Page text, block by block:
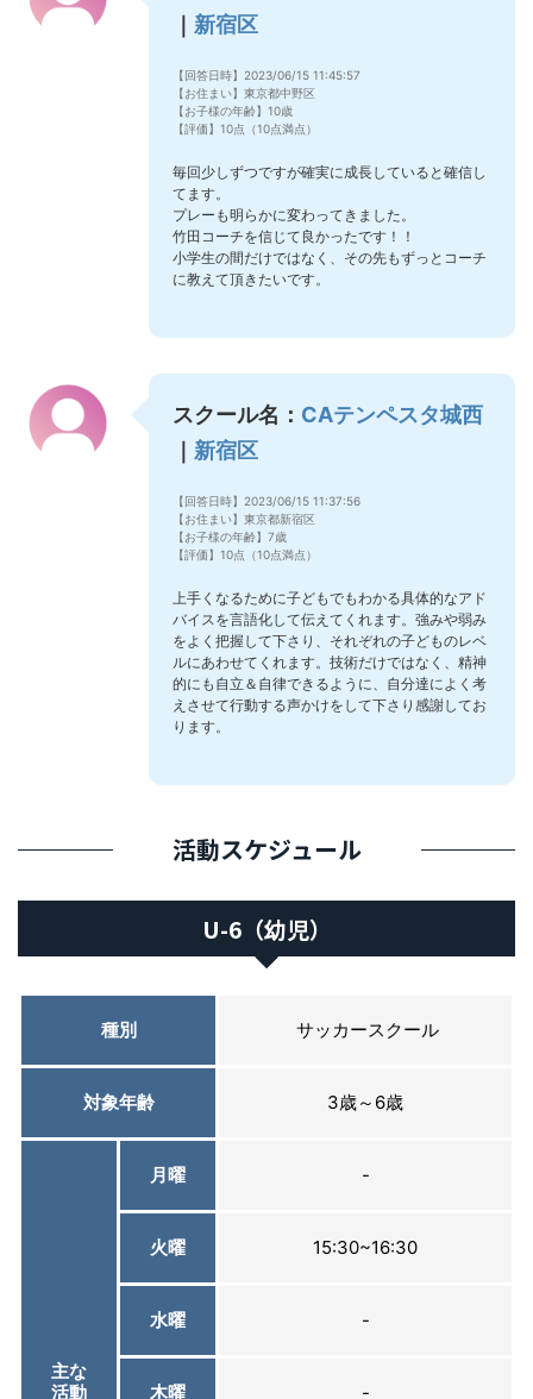
新宿区
【回答日時】2023/06/15 11:45:57
【お住まい】東京都中野区
【お子様の年齢】10歳
【評価】10点（10点満点）
毎回少しずつですが確実に成長していると確信し
てます。
プレーも明らかに変わってきました。
竹田コーチを信じて良かったです！！
小学生の間だけではなく、その先もずっとコーチ
に教えて頂きたいです。
スクール名： CAテンペスタ城西
新宿区
【回答日時】2023/06/15 11:37:56
【お住まい】東京都新宿区
【お子様の年齢】7歳
【評価】10点（10点満点）
上手くなるために子どもでもわかる具体的なアド
バイスを言語化して伝えてくれます。強みや弱み
をよく把握して下さり、それぞれの子どものレベ
ルにあわせてくれます。技術だけではなく、精神
的にも自立＆自律できるように、自分達によく考
えさせて行動する声かけをして下さり感謝してお
ります。
活動スケジュール
U-6（幼児）
種別 サッカースクール
対象年齢 3歳～6歳
主な
活動
月曜 -
火曜 15:30~16:30
水曜 -
木曜 -